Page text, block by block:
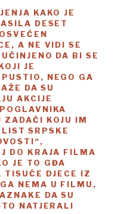
KAKO JE
DESET
A NE VIDI SE
DA BI SE
JE
NEGO GA
DA SU
AKCIJE
ZADAĆI KOJU IM
SRPSKE
DO KRAJA FILMA
JE TO GĐA
DJECE IZ
NEMA U FILMU,
DA SU
NATJERALI